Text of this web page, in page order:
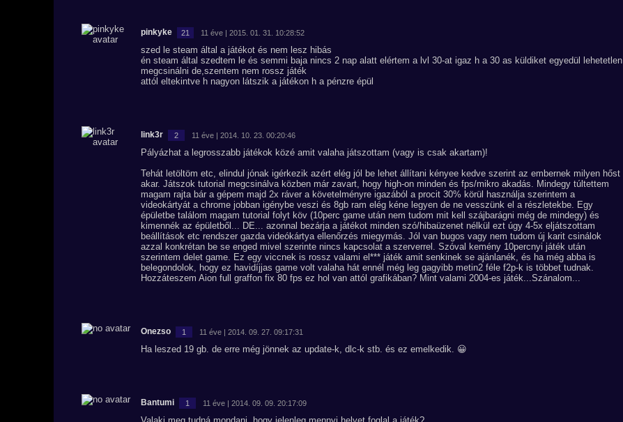
pinkyke 21 11 éve | 2015. 01. 31. 10:28:52
szed le steam által a játékot és nem lesz hibás
én steam által szedtem le és semmi baja nincs 2 nap alatt elértem a lvl 30-at igaz h a 30 as küldiket egyedül lehetetlen
megcsinálni de,szentem nem rossz játék
attól eltekintve h nagyon látszik a játékon h a pénzre épül
link3r 2 11 éve | 2014. 10. 23. 00:20:46
Pályázhat a legrosszabb játékok közé amit valaha játszottam (vagy is csak akartam)!
Tehát letöltöm etc, elindul jónak igérkezik azért elég jól be lehet állítani kényee kedve szerint az embernek milyen hőst
akar. Játszok tutorial megcsinálva közben már zavart, hogy high-on minden és fps/mikro akadás. Mindegy túltettem
magam rajta bár a gépem majd 2x ráver a követelményre igazából a procit 30% körül használja szerintem a
videokártyát a chrome jobban igénybe veszi és 8gb ram elég kéne legyen de ne vesszünk el a részletekbe. Egy
épületbe találom magam tutorial folyt köv (10perc game után nem tudom mit kell szájbarágni még de mindegy) és
kimennék az épületből... DE... azonnal bezárja a játékot minden szó/hibaüzenet nélkül ezt úgy 4-5x eljátszottam
beállítások etc rendszer gazda videókártya ellenőrzés miegymás. Jól van bugos vagy nem tudom új karit csinálok
azzal konkrétan be se enged mivel szerinte nincs kapcsolat a szerverrel. Szóval kemény 10percnyi játék után
szerintem delet game. Ez egy viccnek is rossz valami el*** játék amit senkinek se ajánlanék, és ha még abba is
belegondolok, hogy ez havidíjjas game volt valaha hát ennél még leg gagyibb metin2 féle f2p-k is többet tudnak.
Hozzáteszem Aion full graffon fix 80 fps ez hol van attól grafikában? Mint valami 2004-es játék...Szánalom...
Onezso 1 11 éve | 2014. 09. 27. 09:17:31
Ha leszed 19 gb. de erre még jönnek az update-k, dlc-k stb. és ez emelkedik. 😀
Bantumi 1 11 éve | 2014. 09. 09. 20:17:09